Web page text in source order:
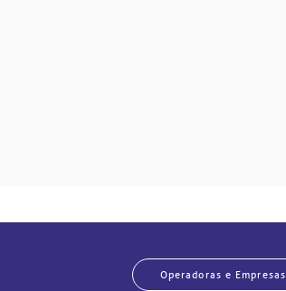
Operadoras e Empresas